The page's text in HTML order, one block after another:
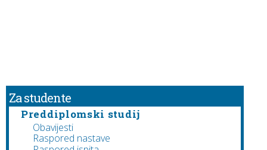
Za studente
Preddiplomski studij
Obavijesti
Raspored nastave